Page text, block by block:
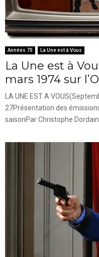
Années 70 La Une est à Vous
La Une est à
mars 1974 sur
LA UNE EST A
27Présentation des
saisonPar Christophe